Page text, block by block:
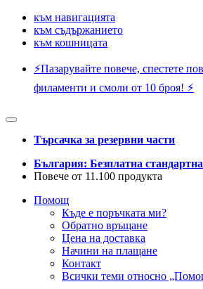
към навигацията
към съдържанието
към кошницата
⚡️Пазарувайте повече, спестете
филаменти и смоли от 10 броя! ⚡️
Търсачка за резервни части
България: Безплатна
Повече от 11.100 продукта
Помощ
Къде е поръчката ми?
Обратно връщане
Цена на доставка
Начини на плащане
Контакт
Всички теми относно